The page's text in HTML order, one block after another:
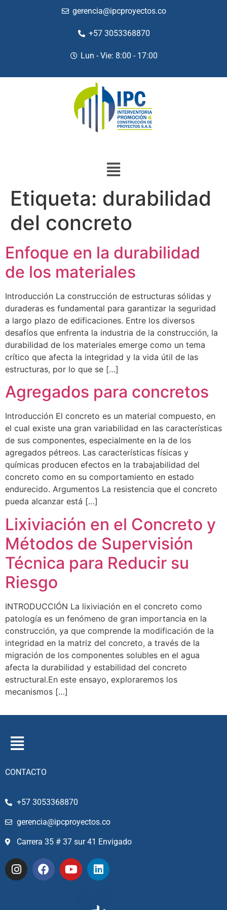
gerencia@ipcproyectos.co
+57 3053368870
Lun - Vie: 8:00 - 17:00
Etiqueta: durabilidad
del concreto
Enfoque en la durabilidad
de los materiales
Introducción La construcción de estructuras sólidas y
duraderas es fundamental para garantizar la seguridad
a largo plazo de edificaciones. Entre los diversos
desafíos que enfrenta la industria de la construcción, la
durabilidad de los materiales emerge como un tema
crítico que afecta la integridad y la vida útil de las
estructuras, por lo que se […]
Agregados para concretos
Introducción El concreto es un material compuesto, en
el cual existe una gran variabilidad en las características
de sus componentes, especialmente en la de los
agregados pétreos. Las características físicas y
químicas producen efectos en la trabajabilidad del
concreto como en su comportamiento en estado
endurecido. Argumentos La resistencia que el concreto
pueda alcanzar está […]
Lixiviación en el Concreto y
Métodos de Supervisión
Técnica para Reducir su
Riesgo
INTRODUCCIÓN La lixiviación en el concreto como
patología es un fenómeno de gran importancia en la
construcción, ya que comprende la modificación de la
integridad en la matriz del concreto, a través de la
migración de los componentes solubles en el agua
afecta la durabilidad y estabilidad del concreto
estructural.En este ensayo, exploraremos los
mecanismos […]
CONTACTO
+57 3053368870
gerencia@ipcproyectos.co
Carrera 35 # 37 sur 41 Envigado